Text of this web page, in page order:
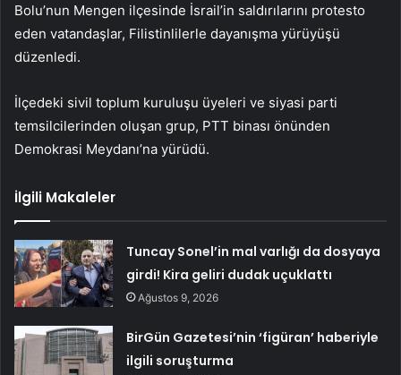
Bolu’nun Mengen ilçesinde İsrail’in saldırılarını protesto
eden vatandaşlar, Filistinlilerle dayanışma yürüyüşü
düzenledi.
İlçedeki sivil toplum kuruluşu üyeleri ve siyasi parti
temsilcilerinden oluşan grup, PTT binası önünden
Demokrasi Meydanı’na yürüdü.
İlgili Makaleler
Tuncay Sonel’in mal varlığı da dosyaya
girdi! Kira geliri dudak uçuklattı
Ağustos 9, 2026
BirGün Gazetesi’nin ‘figüran’ haberiyle
ilgili soruşturma